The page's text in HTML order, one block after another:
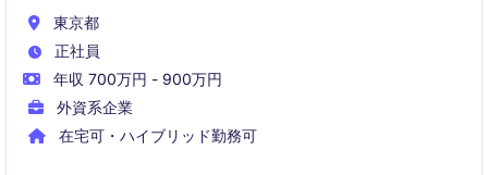
東京都
正社員
年収 700万円 - 900万円
外資系企業
在宅可・ハイブリッド勤務可